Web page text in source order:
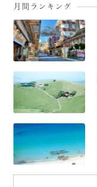
月間ランキング